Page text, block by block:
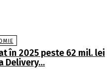
în 2025 peste 62 mil. lei
Delivery…